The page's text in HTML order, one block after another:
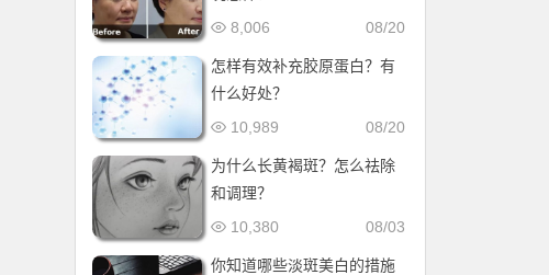
08/20
8,006
怎样有效补充胶原蛋白？有
什么好处？
08/20
10,989
为什么长黄褐斑？怎么祛除
和调理？
08/03
10,380
你知道哪些淡斑美白的措施